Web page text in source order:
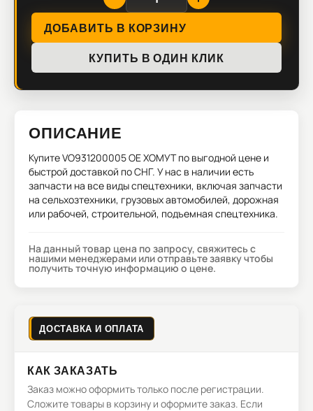
ДОБАВИТЬ В КОРЗИНУ
КУПИТЬ В ОДИН КЛИК
ОПИСАНИЕ
КупитеVO931200005 OE ХОМУТпо выгодной цене и
быстрой доставкой по СНГ. У нас в наличии есть
запчасти на все виды спецтехники, включая запчасти
на сельхозтехники, грузовых автомобилей, дорожная
или рабочей, строительной, подъемная спецтехника.
На данный товар цена по запросу, свяжитесь с
нашими менеджерами или отправьте заявку чтобы
получить точную информацию о цене.
ДОСТАВКА И ОПЛАТА
КАК ЗАКАЗАТЬ
Заказ можно оформить только после регистрации.
Сложите товары в корзину и оформите заказ. Если